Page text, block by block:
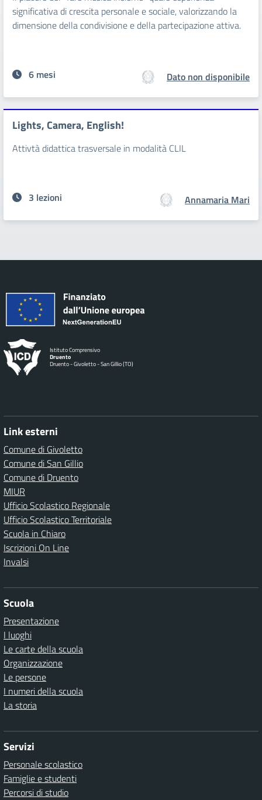
significativa di crescita personale e sociale, valorizzando la
dimensione della condivisione e della partecipazione attiva.
6 mesi Dato non disponibile
Lights, Camera, English!
Attivtà didattica trasversale in modalità CLIL
3 lezioni Annamaria Mari
Istituto Comprensivo
Druento
Druento - Givoletto - San Gillio (TO)
Link esterni
Comune di Givoletto
Comune di San Gillio
Comune di Druento
MIUR
Ufficio Scolastico Regionale
Ufficio Scolastico Territoriale
Scuola in Chiaro
Iscrizioni On Line
Invalsi
Scuola
Presentazione
I luoghi
Le carte della scuola
Organizzazione
Le persone
I numeri della scuola
La storia
Servizi
Personale scolastico
Famiglie e studenti
Percorsi di studio